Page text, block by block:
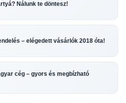
Nálunk te döntesz!
– elégedett vásárlók 2018 óta!
cég – gyors és megbízható